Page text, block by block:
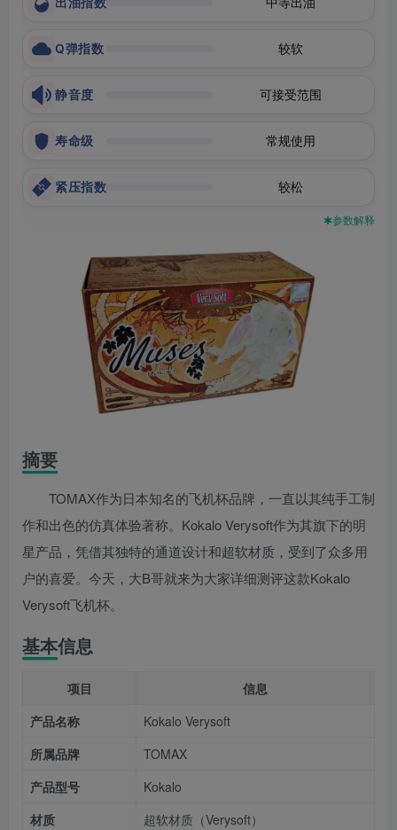
Q弹指数 较软
静音度 可接受范围
寿命级 常规使用
紧压指数 较松
✱参数解释
摘要
TOMAX作为日本知名的飞机杯品牌，一直以其纯手工制
作和出色的仿真体验著称。Kokalo Verysoft作为其旗下的明
星产品，凭借其独特的通道设计和超软材质，受到了众多用
户的喜爱。今天，大B哥就来为大家详细测评这款Kokalo
Verysoft飞机杯。
基本信息
项目
信息
产品名称
Kokalo Verysoft
所属品牌
TOMAX
产品型号
Kokalo
材质
超软材质（Verysoft）